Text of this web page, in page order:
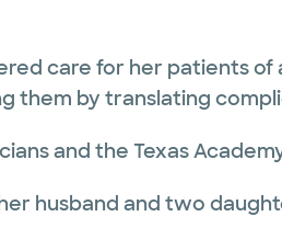
care for her patients of
them by translating
and the Texas
husband and two